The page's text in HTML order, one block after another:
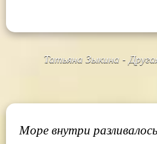
Татьяна Зыкина -
Море внутри